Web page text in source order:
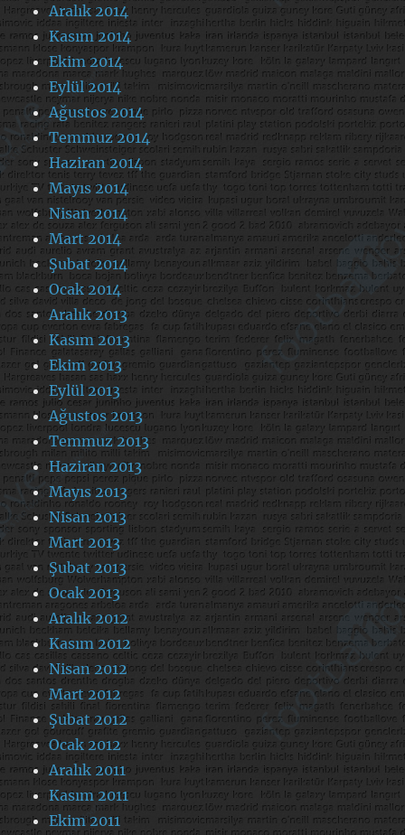
Aralık 2014
Kasım 2014
Ekim 2014
Eylül 2014
Ağustos 2014
Temmuz 2014
Haziran 2014
Mayıs 2014
Nisan 2014
Mart 2014
Şubat 2014
Ocak 2014
Aralık 2013
Kasım 2013
Ekim 2013
Eylül 2013
Ağustos 2013
Temmuz 2013
Haziran 2013
Mayıs 2013
Nisan 2013
Mart 2013
Şubat 2013
Ocak 2013
Aralık 2012
Kasım 2012
Nisan 2012
Mart 2012
Şubat 2012
Ocak 2012
Aralık 2011
Kasım 2011
Ekim 2011